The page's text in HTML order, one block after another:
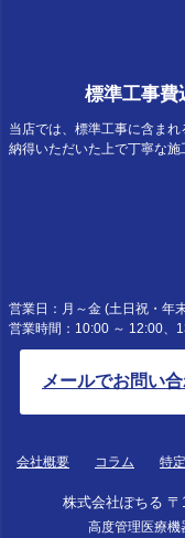
標準工事費
当店では、標準工事に含ま
納得いただいた上で丁寧な施
営業日：月～金 (土日祝・年
営業時間：10:00 ～ 12:00、
メールでお問い
会社概要 コラム 特
株式会社ぽちる
高度管理医療機